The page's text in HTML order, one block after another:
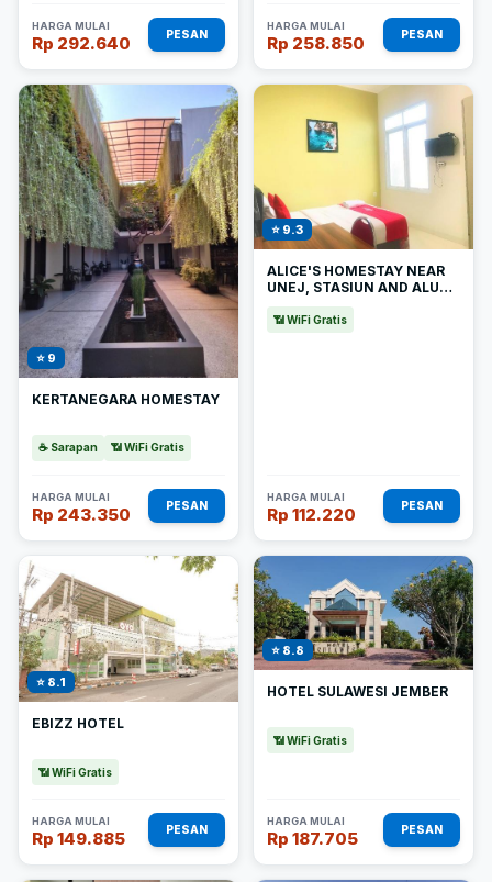
HARGA MULAI
Rp 292.640 PESAN
HARGA MULAI
Rp 258.850 PESAN
⭐ 9
KERTANEGARA HOMESTAY
☕ Sarapan 📶 WiFi Gratis
HARGA MULAI
Rp 243.350 PESAN
⭐ 9.3
ALICE'S HOMESTAY NEAR
UNEJ, STASIUN AND ALUN-
📶 WiFi Gratis
HARGA MULAI
Rp 112.220 PESAN
⭐ 8.1
EBIZZ HOTEL
📶 WiFi Gratis
HARGA MULAI
Rp 149.885 PESAN
⭐ 8.8
HOTEL SULAWESI JEMBER
📶 WiFi Gratis
HARGA MULAI
Rp 187.705 PESAN